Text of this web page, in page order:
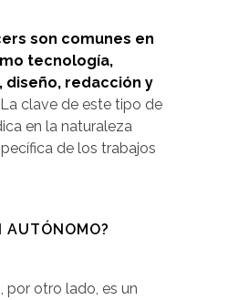
son comunes en
tecnología,
diseño, redacción y
clave de este tipo de
en la naturaleza
de los trabajos
AUTÓNOMO?
por otro lado, es un